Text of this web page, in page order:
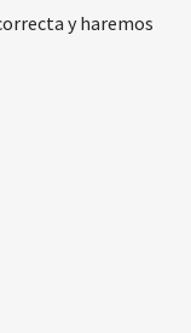
y haremos